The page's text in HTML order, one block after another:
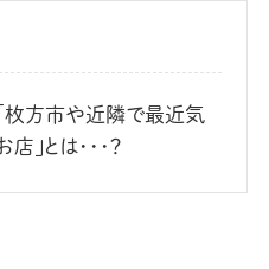
枚方市や近隣で最近気
」とは･･･？